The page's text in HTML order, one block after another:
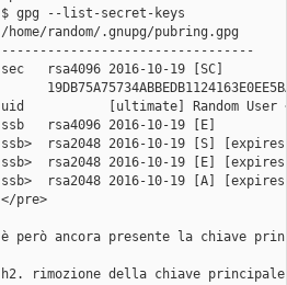
$ gpg --list-secret-keys
/home/random/.gnupg/pubring.gpg
---------------------------------
sec   rsa4096 2016-10-19 [SC]
uid           [ultimate] Random User
ssb   rsa4096 2016-10-19 [E]
ssb>  rsa2048 2016-10-19 [S]
ssb>  rsa2048 2016-10-19 [E]
ssb>  rsa2048 2016-10-19 [A]
</pre>
è però ancora presente la chiave
h2. rimozione della chiave principale